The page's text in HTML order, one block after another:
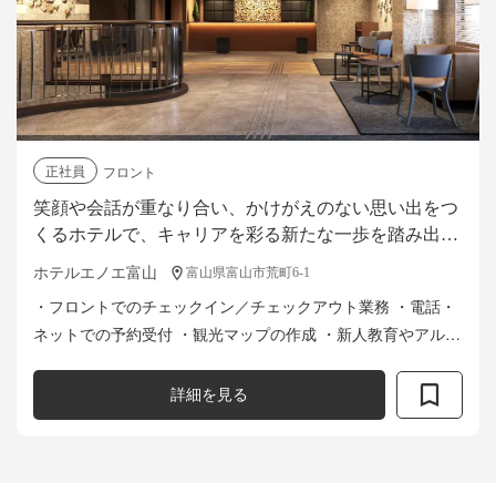
正社員
フロント
笑顔や会話が重なり合い、かけがえのない思い出をつ
くるホテルで、キャリアを彩る新たな一歩を踏み出し
ませんか？未経験OK◎
ホテルエノエ富山 富山県富山市荒町6-1
・フロントでのチェックイン／チェックアウト業務 ・電話・
ネットでの予約受付 ・観光マップの作成 ・新人教育やアルバ
詳細を見る